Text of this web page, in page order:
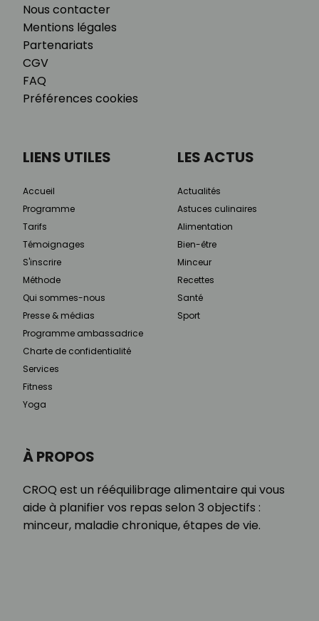
Nous contacter
Mentions légales
Partenariats
CGV
FAQ
Préférences cookies
À PROPOS
CROQ est un rééquilibrage alimentaire qui vous
aide à planifier vos repas selon 3 objectifs :
minceur, maladie chronique, étapes de vie.
LIENS UTILES
Accueil
Programme
Tarifs
Témoignages
S'inscrire
Méthode
Qui sommes-nous
Presse & médias
Programme ambassadrice
Charte de confidentialité
Services
Fitness
Yoga
LES ACTUS
Actualités
Astuces culinaires
Alimentation
Bien-être
Minceur
Recettes
Santé
Sport